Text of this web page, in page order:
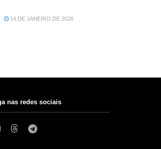
14 DE JANEIRO DE 2026
nas redes sociais